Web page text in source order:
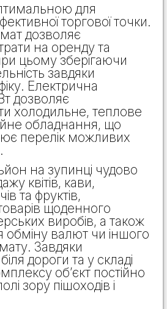
для
торгової точки.
дозволяє
на оренду та
цьому зберігаючи
завдяки
Електрична
дозволяє
холодильне, теплове
обладнання, що
перелік можливих
на зупинці чудово
квітів, кави,
та фруктів,
щоденного
виробів, а також
обміну валют чи іншого
Завдяки
дороги та у складі
об’єкт постійно
зору пішоходів і